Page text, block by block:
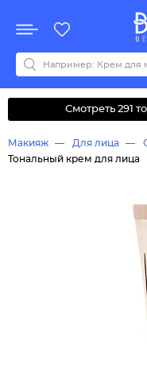
Все бренды
0-9ABCDEFGHIJKLMNO
Смотреть 291
Макияж Для лица
Тональный крем для лица